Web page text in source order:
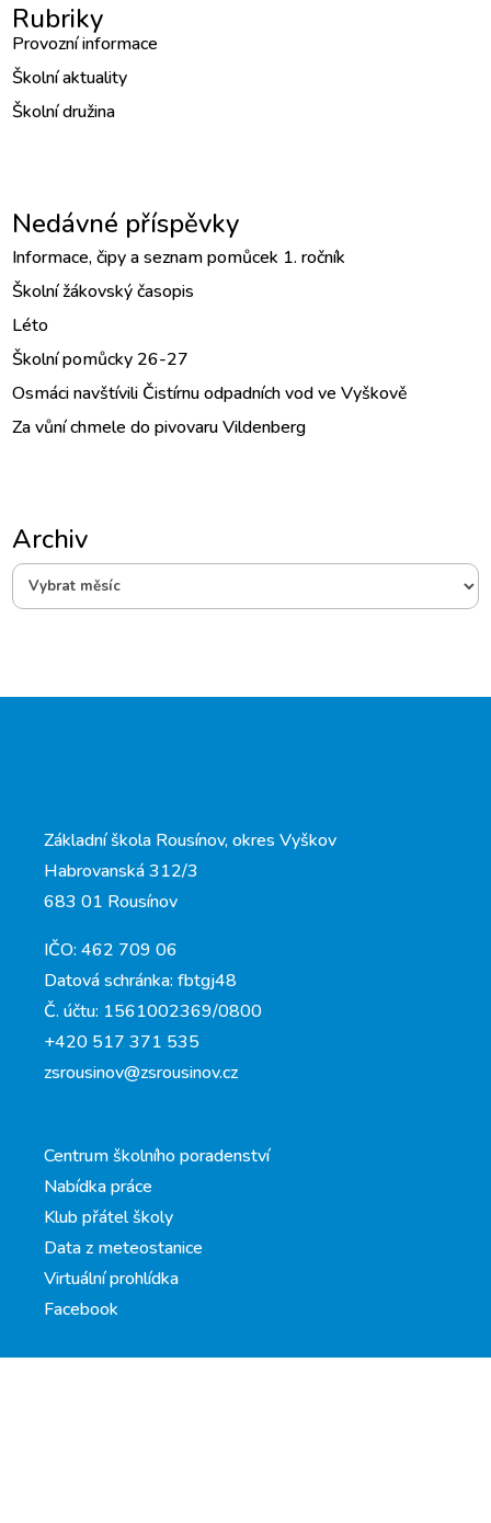
Rubriky
Provozní informace
Školní aktuality
Školní družina
Nedávné příspěvky
Informace, čipy a seznam pomůcek 1. ročník
Školní žákovský časopis
Léto
Školní pomůcky 26-27
Osmáci navštívili Čistírnu odpadních vod ve Vyškově
Za vůní chmele do pivovaru Vildenberg
ArchivArchiv
Základní škola Rousínov, okres Vyškov
Habrovanská 312/3
683 01 Rousínov
IČO: 462 709 06
Datová schránka: fbtgj48
Č. účtu: 1561002369/0800
+420 517 371 535
zsrousinov@zsrousinov.cz
Centrum školního poradenství
Nabídka práce
Klub přátel školy
Data z meteostanice
Virtuální prohlídka
Facebook